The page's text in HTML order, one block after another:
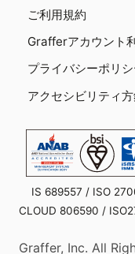
ご利用規約
Grafferアカウント
プライバシーポリ
アクセシビリティ
IS 689557 / ISO
CLOUD 806590 /
Graffer, Inc. All